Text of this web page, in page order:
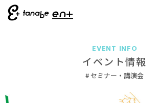
EVENT INFO
イベント情報
セミナー・講演会